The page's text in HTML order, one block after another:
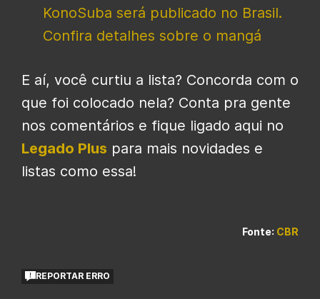
KonoSuba será publicado no Brasil.
Confira detalhes sobre o mangá
E aí, você curtiu a lista? Concorda com o
que foi colocado nela? Conta pra gente
nos comentários e fique ligado aqui no
Legado Plus para mais novidades e
listas como essa!
Fonte: CBR
REPORTAR ERRO